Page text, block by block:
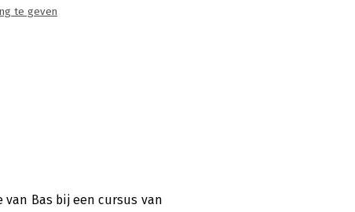
te geven
Bas bij een cursus van